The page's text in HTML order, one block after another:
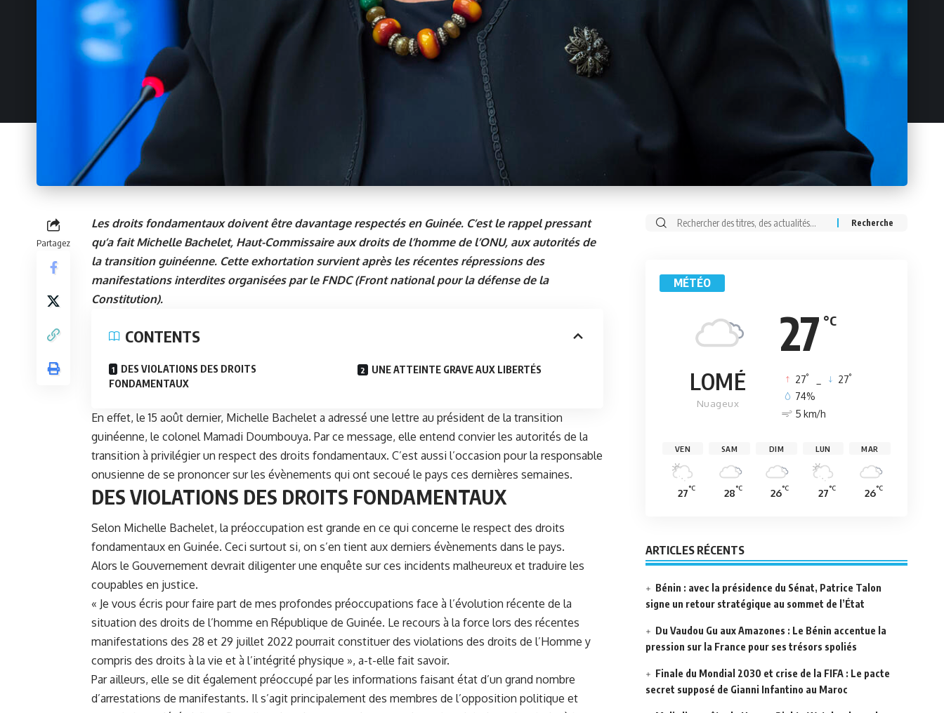
Partagez
Les droits fondamentaux doivent être davantage respectés en Guinée. C’est le rappel pressant
qu’a fait Michelle Bachelet, Haut-Commissaire aux droits de l’homme de l’ONU, aux autorités de
la transition guinéenne. Cette exhortation survient après les récentes répressions des
manifestations interdites organisées par le FNDC (Front national pour la défense de la
Constitution).
CONTENTS
DES VIOLATIONS DES DROITS
FONDAMENTAUX
UNE ATTEINTE GRAVE AUX LIBERTÉS
En effet, le 15 août dernier, Michelle Bachelet a adressé une lettre au président de la transition
guinéenne, le colonel Mamadi Doumbouya. Par ce message, elle entend convier les autorités de la
transition à privilégier un respect des droits fondamentaux. C’est aussi l’occasion pour la responsable
onusienne de se prononcer sur les évènements qui ont secoué le pays ces dernières semaines.
DES VIOLATIONS DES DROITS FONDAMENTAUX
Selon Michelle Bachelet, la préoccupation est grande en ce qui concerne le respect des droits
fondamentaux en Guinée. Ceci surtout si, on s’en tient aux derniers évènements dans le pays.
Alors le Gouvernement devrait diligenter une enquête sur ces incidents malheureux et traduire les
coupables en justice.
« Je vous écris pour faire part de mes profondes préoccupations face à l’évolution récente de la
situation des droits de l’homme en République de Guinée. Le recours à la force lors des récentes
manifestations des 28 et 29 juillet 2022 pourrait constituer des violations des droits de l’Homme y
compris des droits à la vie et à l’intégrité physique », a-t-elle fait savoir.
Par ailleurs, elle se dit également préoccupé par les informations faisant état d’un grand nombre
d’arrestations de manifestants. Il s’agit principalement des membres de l’opposition politique et
Rechercher:
MÉTÉO
27 °C
LOMÉ
Nuageux
27° 27°
74%
5 km/h
VEN
27°C
SAM
28°C
DIM
26°C
LUN
27°C
MAR
26°C
ARTICLES RÉCENTS
Bénin : avec la présidence du Sénat, Patrice Talon
signe un retour stratégique au sommet de l’État
Du Vaudou Gu aux Amazones : Le Bénin accentue la
pression sur la France pour ses trésors spoliés
Finale du Mondial 2030 et crise de la FIFA : Le pacte
secret supposé de Gianni Infantino au Maroc